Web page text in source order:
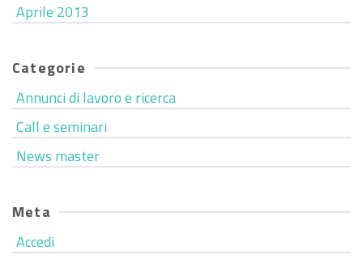
Aprile 2013
Categorie
Annunci di lavoro e ricerca
Call e seminari
News master
Meta
Accedi